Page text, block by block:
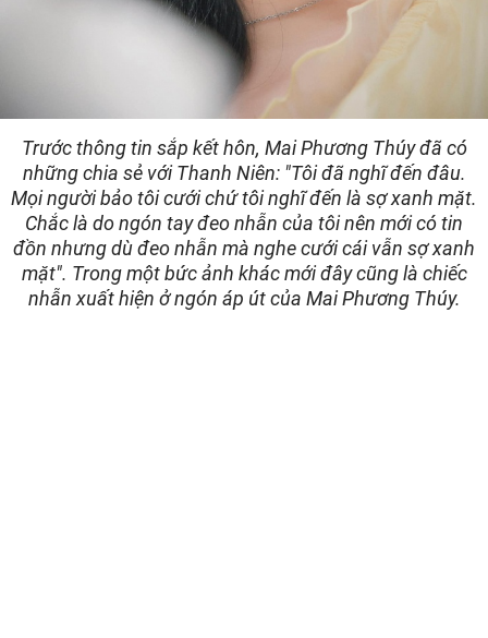
Trước thông tin sắp kết hôn, Mai Phương Thúy đã có
những chia sẻ với Thanh Niên: "Tôi đã nghĩ đến đâu.
Mọi người bảo tôi cưới chứ tôi nghĩ đến là sợ xanh mặt.
Chắc là do ngón tay đeo nhẫn của tôi nên mới có tin
đồn nhưng dù đeo nhẫn mà nghe cưới cái vẫn sợ xanh
mặt". Trong một bức ảnh khác mới đây cũng là chiếc
nhẫn xuất hiện ở ngón áp út của Mai Phương Thúy.